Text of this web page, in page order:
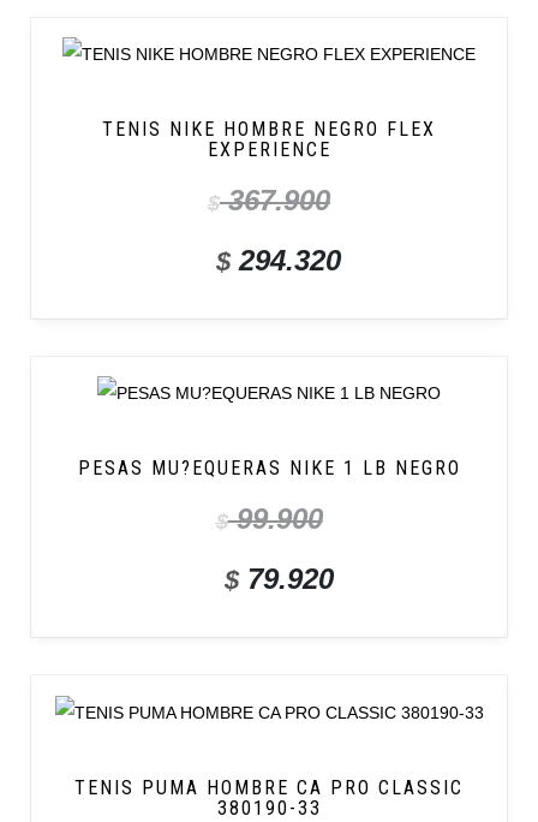
TENIS NIKE HOMBRE NEGRO FLEX
EXPERIENCE
$367.900
$294.320
PESAS MU?EQUERAS NIKE 1 LB NEGRO
$99.900
$79.920
TENIS PUMA HOMBRE CA PRO CLASSIC
380190-33